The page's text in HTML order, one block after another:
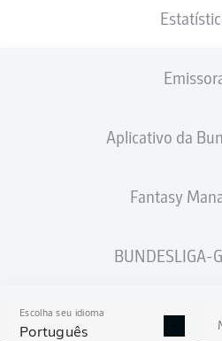
Aplicativo da
Fantasy
BUNDESLIGA-
Escolha seu idioma
Português
TEMPORADA